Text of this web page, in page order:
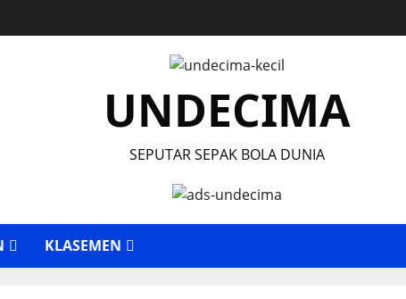
UNDECIMA
SEPUTAR SEPAK BOLA DUNIA
KLASEMEN